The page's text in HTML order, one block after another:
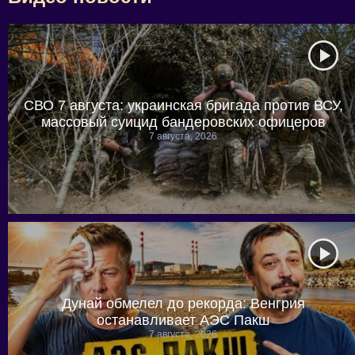
СВО 7 августа: украинская бригада против ВСУ,
массовый суицид бандеровских офицеров
7 августа, 2026
Дунай обмелел до рекорда: Венгрия
останавливает АЭС Пакш
7 августа, 2026